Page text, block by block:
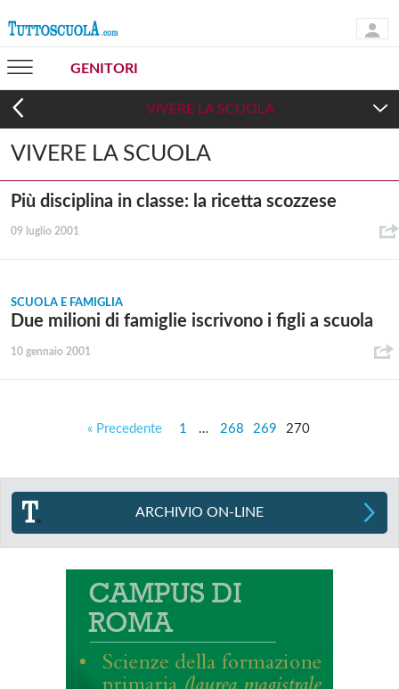
GENITORI
VIVERE LA SCUOLA
VIVERE LA SCUOLA
Più disciplina in classe: la ricetta scozzese
09 luglio 2001
SCUOLA E FAMIGLIA
Due milioni di famiglie iscrivono i figli a scuola
10 gennaio 2001
« Precedente 1 … 268 269 270
ARCHIVIO ON-LINE